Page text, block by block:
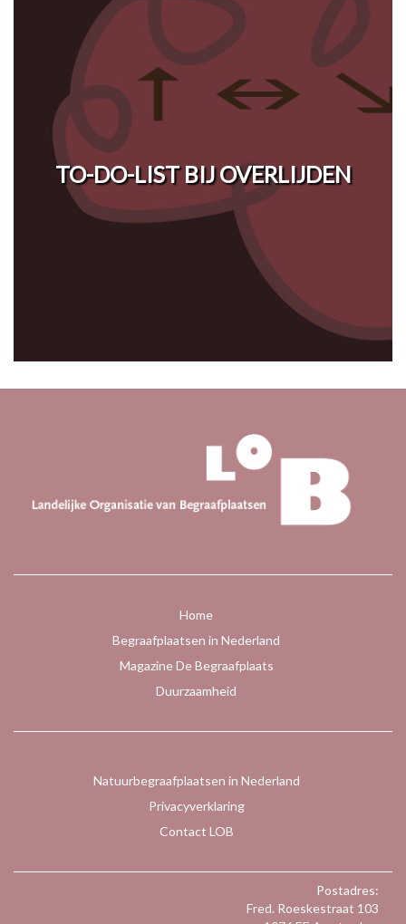
TO-DO-LIST BIJ OVERLIJDEN
Home
Begraafplaatsen in Nederland
Magazine De Begraafplaats
Duurzaamheid
Natuurbegraafplaatsen in Nederland
Privacyverklaring
Contact LOB
Postadres:
Fred. Roeskestraat 103